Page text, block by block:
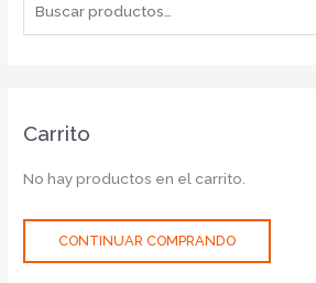
Carrito
No hay productos en el carrito.
CONTINUAR COMPRANDO